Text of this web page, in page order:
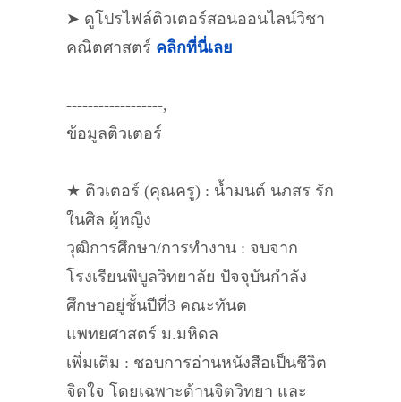
➤ ดูโปรไฟล์ติวเตอร์สอนออนไลน์วิชา
คณิตศาสตร์ คลิกที่นี่เลย
------------------,
ข้อมูลติวเตอร์
★ ติวเตอร์ (คุณครู) : น้ำมนต์ นภสร รัก
ในศิล ผู้หญิง
วุฒิการศึกษา/การทำงาน : จบจาก
โรงเรียนพิบูลวิทยาลัย ปัจจุบันกำลัง
ศึกษาอยู่ชั้นปีที่3 คณะทันต
แพทยศาสตร์ ม.มหิดล
เพิ่มเติม : ชอบการอ่านหนังสือเป็นชีวิต
จิตใจ โดยเฉพาะด้านจิตวิทยา และ